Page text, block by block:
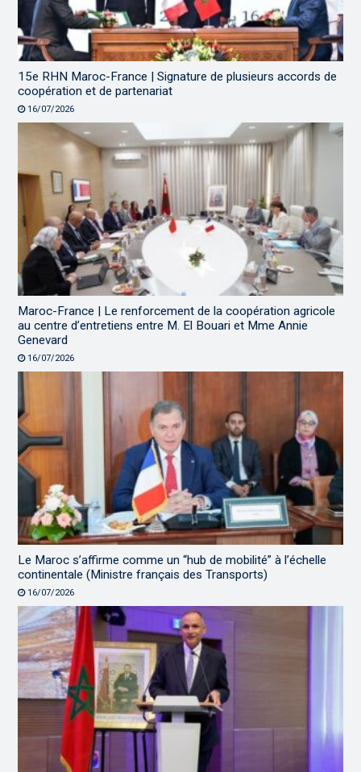
15e RHN Maroc-France | Signature de plusieurs accords de
coopération et de partenariat
16/07/2026
Maroc-France | Le renforcement de la coopération agricole
au centre d’entretiens entre M. El Bouari et Mme Annie
Genevard
16/07/2026
Le Maroc s’affirme comme un “hub de mobilité” à l’échelle
continentale (Ministre français des Transports)
16/07/2026